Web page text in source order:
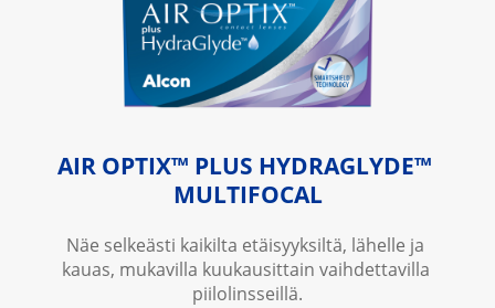
AIR OPTIX™ PLUS HYDRAGLYDE™
MULTIFOCAL
Näe selkeästi kaikilta etäisyyksiltä, lähelle ja
kauas, mukavilla kuukausittain vaihdettavilla
piilolinsseillä.